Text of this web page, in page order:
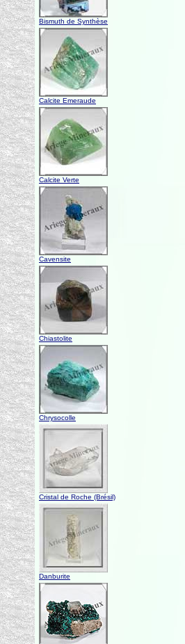
Bismuth de Synthèse
Calcite Emeraude
Calcite Verte
Cavensite
Chiastolite
Chrysocolle
Cristal de Roche (Brésil)
Danburite